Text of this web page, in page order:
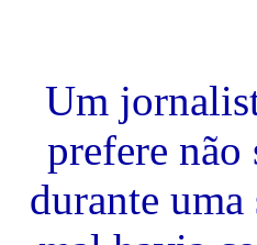
Um
prefere
durante